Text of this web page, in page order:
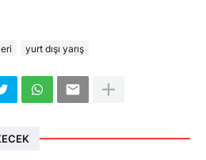
yurt dışı yarış